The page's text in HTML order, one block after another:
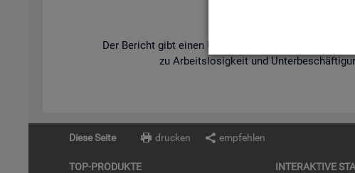
Der Be­richt gibt einen Über­blick über die ak­tu­el­le
zu Ar­beits­lo­sig­keit und
Diese Seite drucken empfehlen
TOP-PRO­DUK­TE
IN­TER­AK­TI­VE